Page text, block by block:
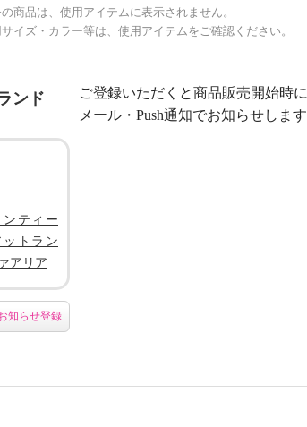
商品は、使用アイテムに表示されません。
イズ・カラー等は、使用アイテムをご確認ください。
ンド
ご登録いただくと商品販売開始時に
メール・Push通知でお知らせします
ティー
トラン
アリア
知らせ登録